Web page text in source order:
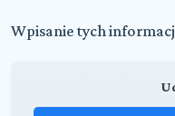
Wpisanie tych